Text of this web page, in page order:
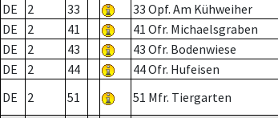
DE
2 33 33 Opf. Am Kühweiher
DE
2 41 41 Ofr. Michaelsgraben
DE
2 43 43 Ofr. Bodenwiese
DE
2 44 44 Ofr. Hufeisen
DE
2 51 51 Mfr. Tiergarten